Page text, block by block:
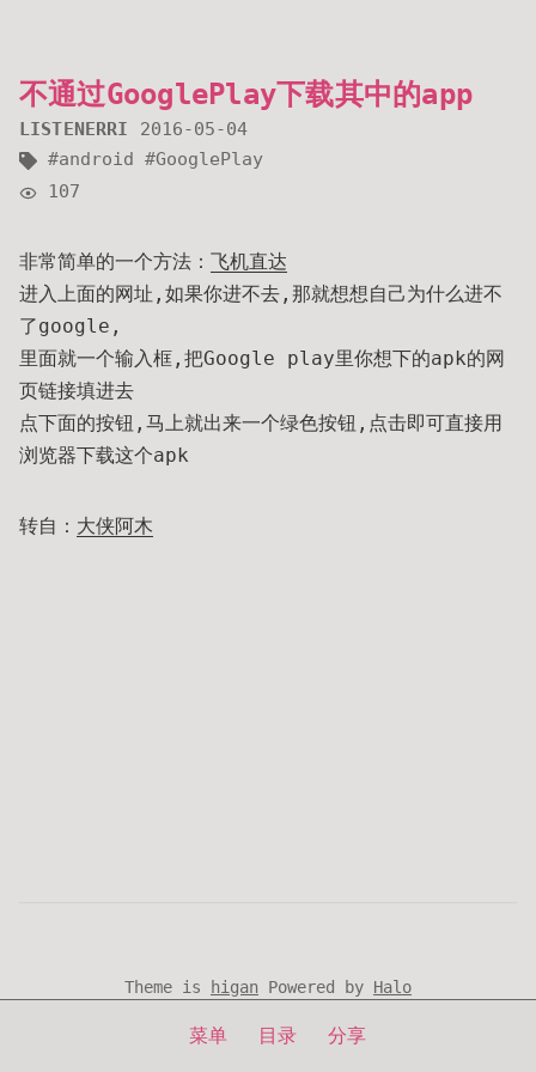
不通过GooglePlay下载其中的app
LISTENERRI
2016-05-04
android
GooglePlay
107
非常简单的一个方法： 飞机直达
进入上面的网址,如果你进不去,那就想想自己为什么进不
了google,
里面就一个输入框,把Google play里你想下的apk的网
页链接填进去
点下面的按钮,马上就出来一个绿色按钮,点击即可直接用
浏览器下载这个apk
转自： 大侠阿木
菜单 目录 分享
Theme is higan Powered by Halo
友链